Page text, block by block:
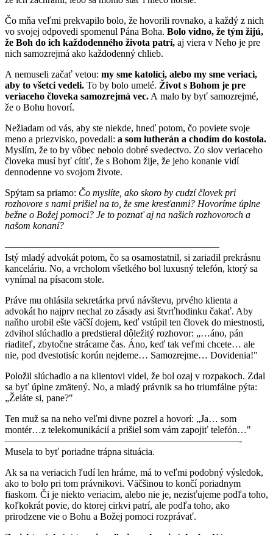
Čo mňa veľmi prekvapilo bolo, že hovorili rovnako, a každý z nich
vo svojej odpovedi spomenul Pána Boha. Bolo vidno, že tým žijú,
že Boh do ich každodenného života patrí, aj viera v Neho je pre
nich samozrejmá ako každodenný chlieb.
A nemuseli začať vetou: my sme katolíci, alebo my sme veriaci,
aby to všetci vedeli. To by bolo umelé. Život s Bohom je pre
veriaceho človeka samozrejmá vec. A malo by byť samozrejmé,
že o Bohu hovorí.
Nežiadam od vás, aby ste niekde, hneď potom, čo poviete svoje
meno a priezvisko, povedali: a som lutherán a chodím do kostola.
Myslím, že to by vôbec nebolo dobré svedectvo. Zo slov veriaceho
človeka musí byť cítiť, že s Bohom žije, že jeho konanie vidí
dennodenne vo svojom živote.
Spýtam sa priamo: Čo myslíte, ako skoro by cudzí človek pri
rozhovore s nami prišiel na to, že sme kresťanmi? Hovoríme úplne
bežne o Božej pomoci? Je to poznať aj na našich rozhovoroch a
našom konaní?
–––––––––––––­––––––––––––––––––––––––­–––––––
Istý mladý advokát potom, čo sa osamostatnil, si zariadil prekrásnu
kanceláriu. No, a vrcholom všetkého bol luxusný telefón, ktorý sa
vynímal na písacom stole.
Práve mu ohlásila sekretárka prvú návštevu, prvého klienta a
advokát ho najprv nechal zo zásady asi štvrťhodinku čakať. Aby
naňho urobil ešte väčší dojem, keď vstúpil ten človek do miestnosti,
zdvihol slúchadlo a predstieral dôležitý rozhovor: „…áno, pán
riaditeľ, zbytočne strácame čas. Áno, keď tak veľmi chcete… ale
nie, pod dvestotisíc korún nejdeme… Samozrejme… Dovidenia!"
Položil slúchadlo a na klientovi videl, že bol ozaj v rozpakoch. Zdal
sa byť úplne zmätený. No, a mladý právnik sa ho triumfálne pýta:
„Želáte si, pane?"
Ten muž sa na neho veľmi divne pozrel a hovorí: „Ja… som
montér…z tele­komunikácií a prišiel som vám zapojiť telefón…"
–––––––––––––­––––––––––––––––––––––––­–––––––––––-
Musela to byť poriadne trápna situácia.
Ak sa na veriacich ľudí len hráme, má to veľmi podobný výsledok,
ako to bolo pri tom právnikovi. Väčšinou to končí poriadnym
fiaskom. Či je niekto veriacim, alebo nie je, nezisťujeme podľa toho,
koľkokrát povie, do ktorej cirkvi patrí, ale podľa toho, ako
prirodzene vie o Bohu a Božej pomoci rozprávať.